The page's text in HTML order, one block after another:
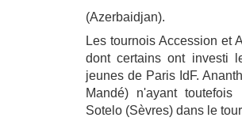
(Azerbaidjan).
Les tournois Accession et
dont certains ont investi
jeunes de Paris IdF.
Mandé) n'ayant
Sotelo (Sèvres) dans le